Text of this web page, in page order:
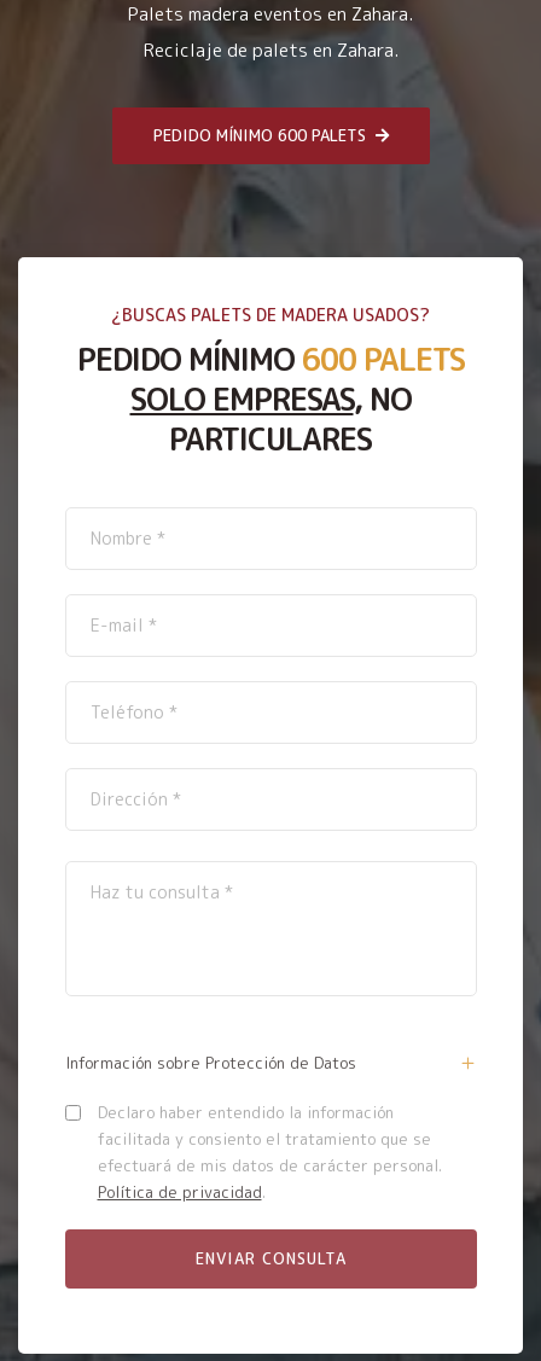
Palets madera eventos en Zahara.
Reciclaje de palets en Zahara.
PEDIDO MÍNIMO 600 PALETS
¿BUSCAS PALETS DE MADERA USADOS?
PEDIDO MÍNIMO 600 PALETS
SOLO EMPRESAS, NO
PARTICULARES
Información sobre Protección de Datos
Declaro haber entendido la información
facilitada y consiento el tratamiento que se
efectuará de mis datos de carácter personal.
Política de privacidad.